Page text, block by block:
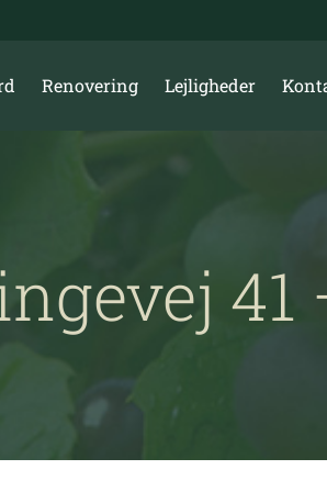
Renovering Lejligheder
41